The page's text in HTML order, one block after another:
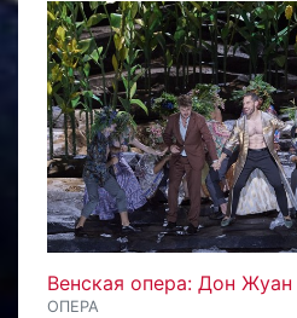
Венская опера: Дон Жуан
ОПЕРА